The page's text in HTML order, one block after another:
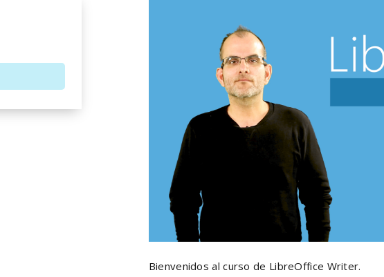
Bienvenidos al curso de LibreOffice Writer.